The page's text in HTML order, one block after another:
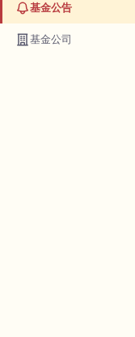
基金公告
基金公司